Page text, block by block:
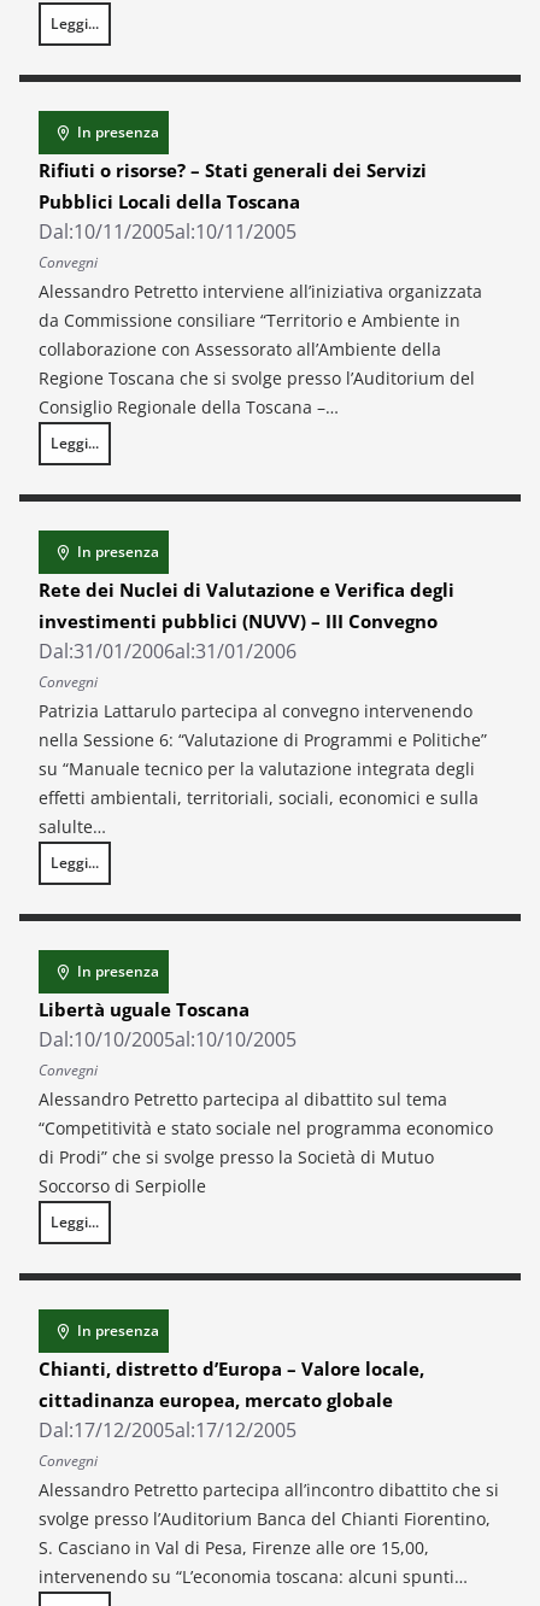
Leggi...
L’economia europea e italiana nel mercato mondiale. Problemi e
In presenza
Rifiuti o risorse? – Stati generali dei Servizi
Pubblici Locali della Toscana
Dal:10/11/2005al:10/11/2005
Convegni
Alessandro Petretto interviene all’iniziativa organizzata
da Commissione consiliare “Territorio e Ambiente in
collaborazione con Assessorato all’Ambiente della
Regione Toscana che si svolge presso l’Auditorium del
Consiglio Regionale della Toscana –…
Leggi...
Rifiuti o risorse? – Stati generali dei Servizi Pubblici Locali della Toscana
In presenza
Rete dei Nuclei di Valutazione e Verifica degli
investimenti pubblici (NUVV) – III Convegno
Dal:31/01/2006al:31/01/2006
Convegni
Patrizia Lattarulo partecipa al convegno intervenendo
nella Sessione 6: “Valutazione di Programmi e Politiche”
su “Manuale tecnico per la valutazione integrata degli
effetti ambientali, territoriali, sociali, economici e sulla
salulte…
Leggi...
Rete dei Nuclei di Valutazione e Verifica degli investimenti pubblici
In presenza
Libertà uguale Toscana
Dal:10/10/2005al:10/10/2005
Convegni
Alessandro Petretto partecipa al dibattito sul tema
“Competitività e stato sociale nel programma economico
di Prodi” che si svolge presso la Società di Mutuo
Soccorso di Serpiolle
Leggi...
Libertà uguale Toscana
In presenza
Chianti, distretto d’Europa – Valore locale,
cittadinanza europea, mercato globale
Dal:17/12/2005al:17/12/2005
Convegni
Alessandro Petretto partecipa all’incontro dibattito che si
svolge presso l’Auditorium Banca del Chianti Fiorentino,
S. Casciano in Val di Pesa, Firenze alle ore 15,00,
intervenendo su “L’economia toscana: alcuni spunti…